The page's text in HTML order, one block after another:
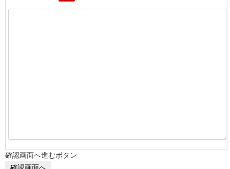
確認画面へ進むボタン